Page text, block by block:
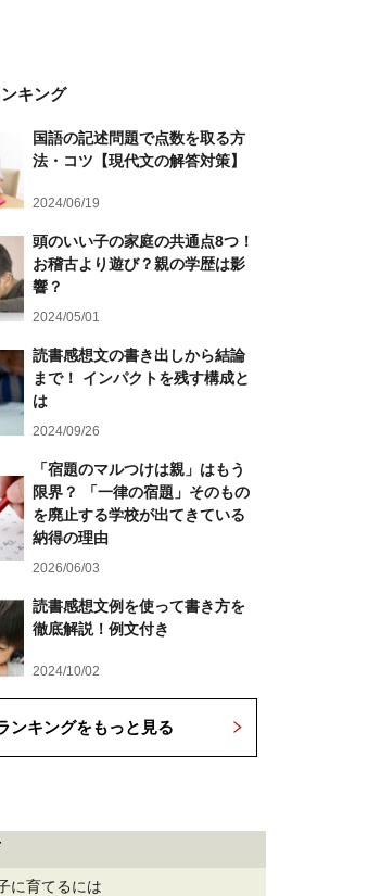
キング
国語の記述問題で点数を取る方
法・コツ【現代文の解答対策】
2024/06/19
頭のいい子の家庭の共通点8つ！
お稽古より遊び？親の学歴は影
響？
2024/05/01
読書感想文の書き出しから結論
まで！ インパクトを残す構成と
は
2024/09/26
「宿題のマルつけは親」はもう
限界？ 「一律の宿題」そのもの
を廃止する学校が出てきている
納得の理由
2026/06/03
読書感想文例を使って書き方を
徹底解説！例文付き
2024/10/02
ンキングをもっと見る
に育てるには